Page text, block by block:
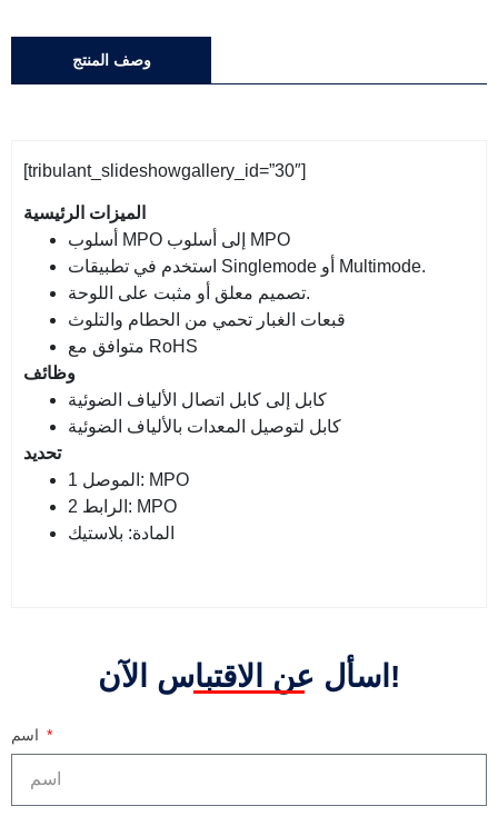
وصف المنتج
[tribulant_slideshowgallery_id=”30″]
الميزات الرئيسية
أسلوب MPO إلى أسلوب MPO
استخدم في تطبيقات Singlemode أو Multimode.
تصميم معلق أو مثبت على اللوحة.
قبعات الغبار تحمي من الحطام والتلوث
متوافق مع RoHS
وظائف
كابل إلى كابل اتصال الألياف الضوئية
كابل لتوصيل المعدات بالألياف الضوئية
تحديد
الموصل 1: MPO
الرابط 2: MPO
المادة: بلاستيك
اسأل عن الاقتباس الآن!